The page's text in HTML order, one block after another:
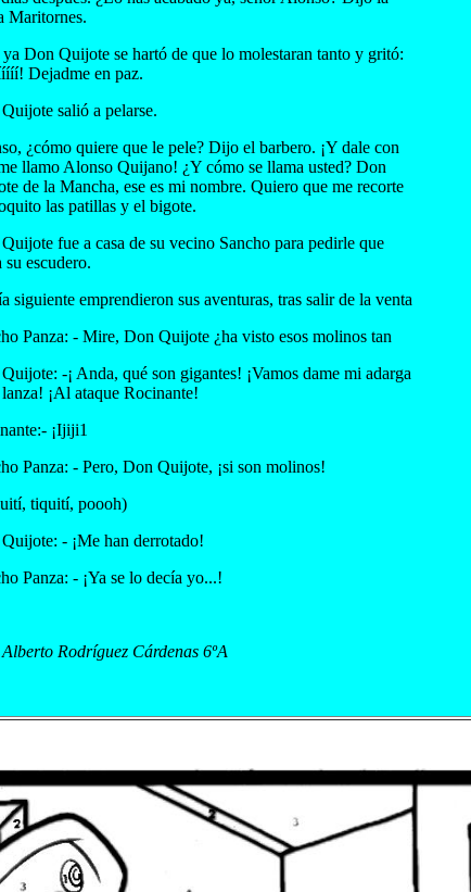
Maritornes.
ya Don Quijote se hartó de que lo molestaran tanto y gritó:
Dejadme en paz.
salió a pelarse.
¿cómo quiere que le pele? Dijo el barbero. ¡Y dale con
llamo Alonso Quijano! ¿Y cómo se llama usted? Don
de la Mancha, ese es mi nombre. Quiero que me recorte
las patillas y el bigote.
fue a casa de su vecino Sancho para pedirle que
su escudero.
siguiente emprendieron sus aventuras, tras salir de la venta
Panza: - Mire, Don Quijote ¿ha visto esos molinos tan
-¡ Anda, qué son gigantes! ¡Vamos dame mi adarga
¡Al ataque Rocinante!
¡Ijiji1
Panza: - Pero, Don Quijote, ¡si son molinos!
tiquití, poooh)
- ¡Me han derrotado!
Panza: - ¡Ya se lo decía yo...!
Alberto Rodríguez Cárdenas 6ºA